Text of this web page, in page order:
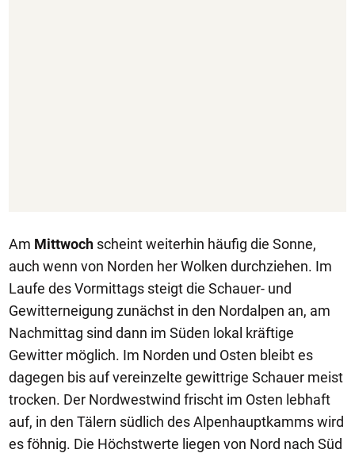
Am Mittwoch scheint weiterhin häufig die Sonne,
auch wenn von Norden her Wolken durchziehen. Im
Laufe des Vormittags steigt die Schauer- und
Gewitterneigung zunächst in den Nordalpen an, am
Nachmittag sind dann im Süden lokal kräftige
Gewitter möglich. Im Norden und Osten bleibt es
dagegen bis auf vereinzelte gewittrige Schauer meist
trocken. Der Nordwestwind frischt im Osten lebhaft
auf, in den Tälern südlich des Alpenhauptkamms wird
es föhnig. Die Höchstwerte liegen von Nord nach Süd